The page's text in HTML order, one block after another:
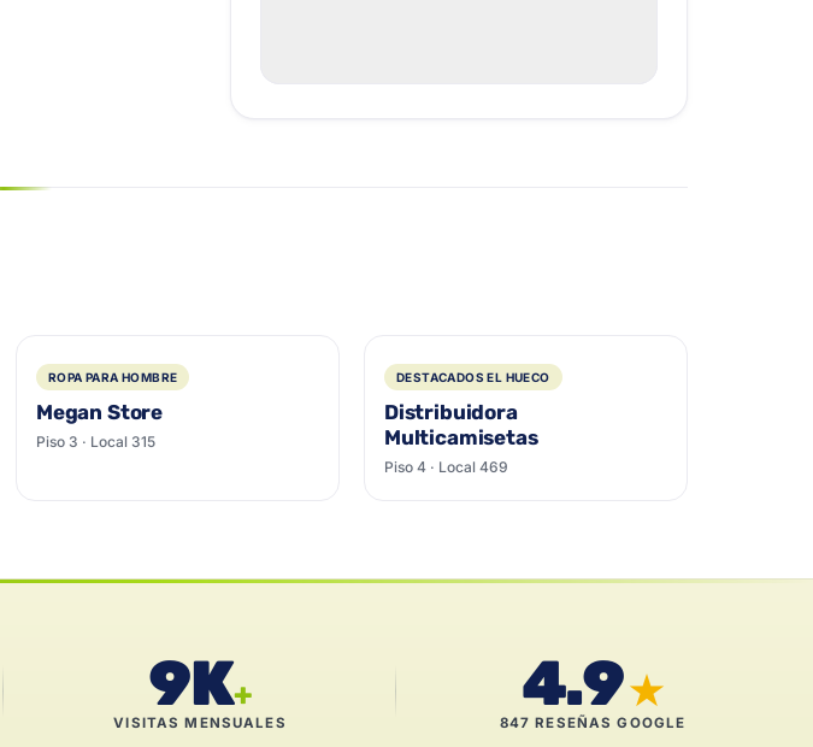
ROPA PARA HOMBRE
Megan Store
Piso 3 · Local 315
DESTACADOS EL HUECO
Distribuidora
Multicamisetas
Piso 4 · Local 469
9K+
VISITAS MENSUALES
4.9★
847 RESEÑAS GOOGLE